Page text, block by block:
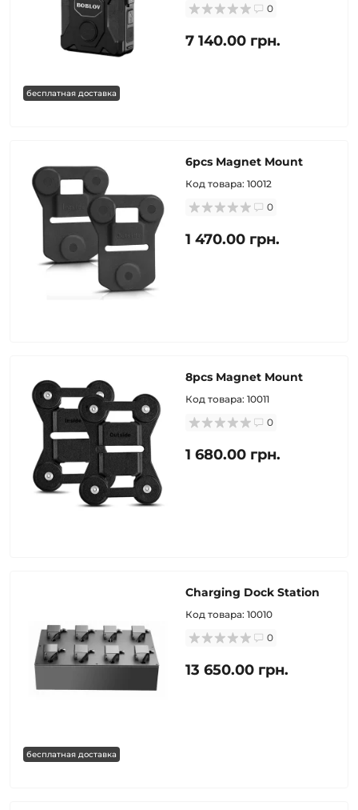
бесплатная доставка
0
7 140.00 грн.
6pcs Magnet Mount
Код товара: 10012
0
1 470.00 грн.
8pcs Magnet Mount
Код товара: 10011
0
1 680.00 грн.
бесплатная доставка
Charging Dock Station
Код товара: 10010
0
13 650.00 грн.